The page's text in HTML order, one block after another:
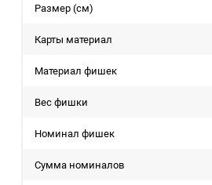
Размер (см)
Карты материал
Материал фишек
Вес фишки
Номинал фишек
Сумма номиналов